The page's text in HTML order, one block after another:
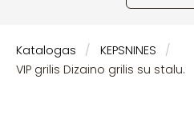
Katalogas
KEPSNINES
VIP grilis Dizaino grilis su stalu.